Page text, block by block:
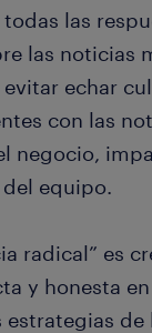
las
las noticias
echar
con las
negocio,
equipo.
radical” es
y honesta
de